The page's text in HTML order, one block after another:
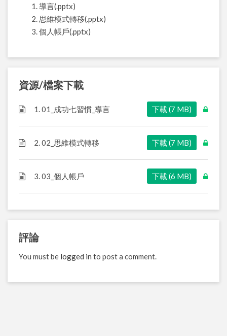
導言(.pptx)
思維模式轉移(.pptx)
個人帳戶(.pptx)
資源/檔案下載
1. 01_成功七習慣_導言 下載 (7 MB)
2. 02_思維模式轉移 下載 (7 MB)
3. 03_個人帳戶 下載 (6 MB)
評論
You must be logged in to post a comment.